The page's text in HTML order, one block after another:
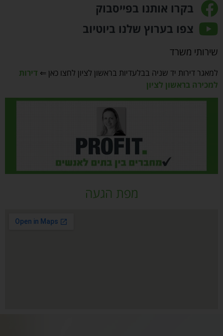
בקרו אותנו בפייסבוק
צפו בערוץ שלנו ביוטיוב
שירותי משרד
למאגר דירות יד שניה בבלעדיות בראשון לציון לחצו כאן ⇐ דירות
למכירה בראשון לציון
מפת הגעה